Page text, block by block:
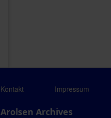
Kontakt Impressum
Arolsen Archives